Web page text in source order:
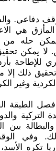
دفاعي.
هي
حله من
يمكن
للإطاحة
ذلك إلا
وغير
الطبقة
التركية
بين
وفي
تكره